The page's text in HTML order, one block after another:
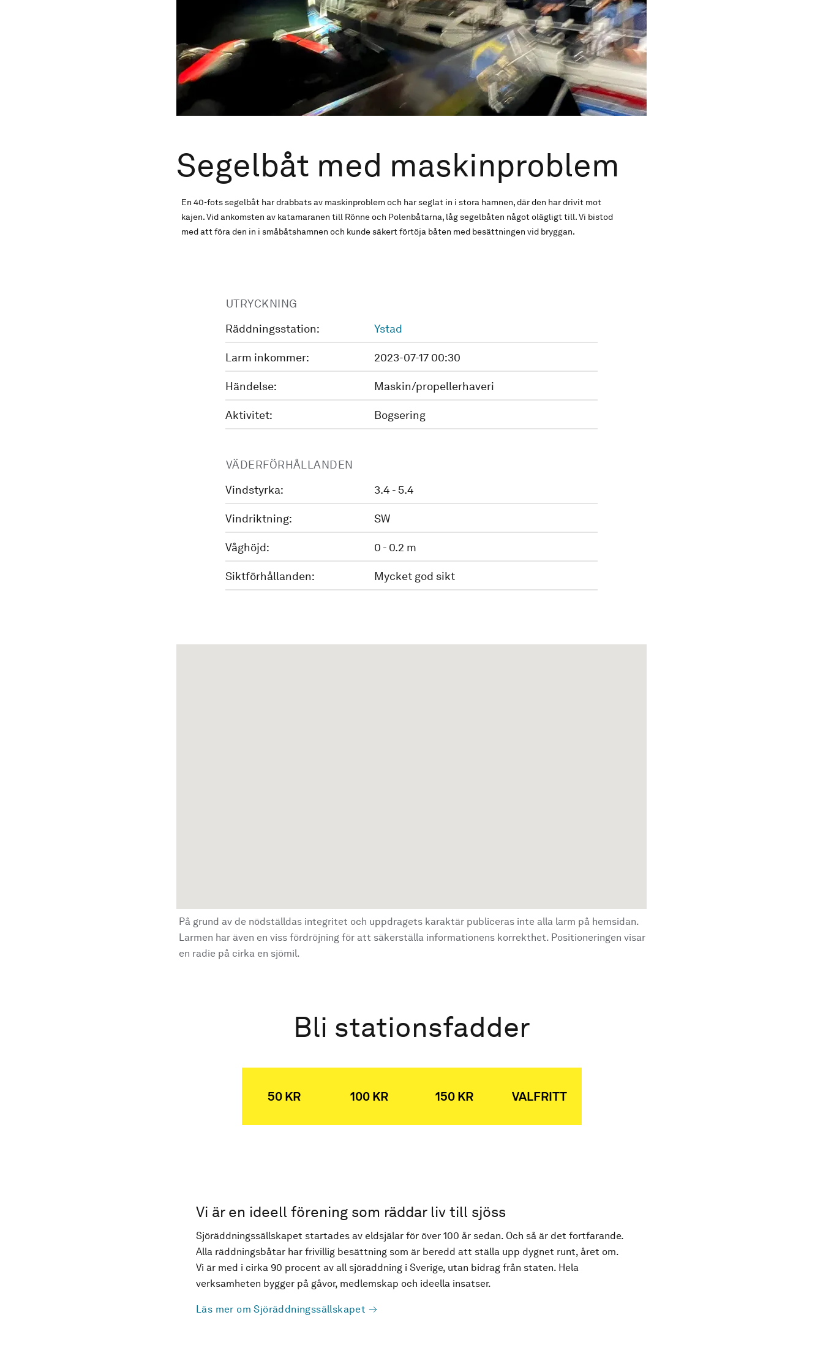
Segelbåt med maskinproblem
En 40-fots segelbåt har drabbats av maskinproblem och har seglat in i stora hamnen, där den har drivit mot
kajen. Vid ankomsten av katamaranen till Rönne och Polenbåtarna, låg segelbåten något olägligt till. Vi bistod
med att föra den in i småbåtshamnen och kunde säkert förtöja båten med besättningen vid bryggan.
UTRYCKNING
Räddningsstation:
Ystad
Larm inkommer: 2023-07-17 00:30
Händelse: Maskin/propellerhaveri
Aktivitet: Bogsering
VÄDERFÖRHÅLLANDEN
Vindstyrka:
3.4 - 5.4
Vindriktning: SW
Våghöjd: 0 - 0.2 m
Siktförhållanden: Mycket god sikt
På grund av de nödställdas integritet och uppdragets karaktär publiceras inte alla larm på hemsidan.
Larmen har även en viss fördröjning för att säkerställa informationens korrekthet. Positioneringen visar
en radie på cirka en sjömil.
Bli stationsfadder
50 KR 100 KR 150 KR VALFRITT
Vi är en ideell förening som räddar liv till sjöss
Sjöräddningssällskapet startades av eldsjälar för över 100 år sedan. Och så är det fortfarande.
Alla räddningsbåtar har frivillig besättning som är beredd att ställa upp dygnet runt, året om.
Vi är med i cirka 90 procent av all sjöräddning i Sverige, utan bidrag från staten. Hela
verksamheten bygger på gåvor, medlemskap och ideella insatser.
Läs mer om Sjöräddningssällskapet